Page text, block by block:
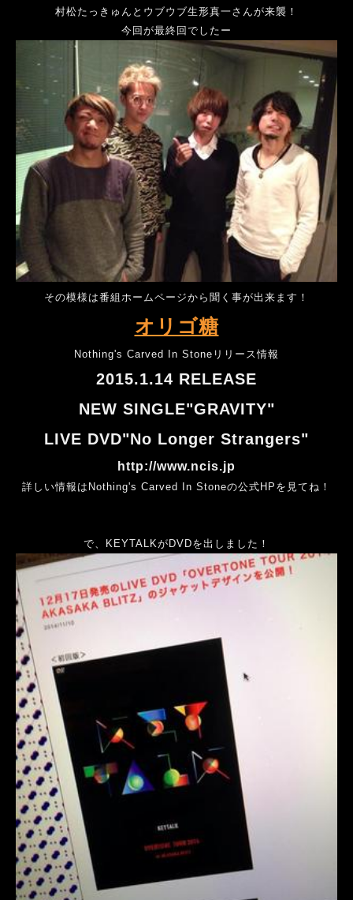
村松たっきゅんとウブウブ生形真一さんが来襲！
今回が最終回でしたー
その模様は番組ホームページから聞く事が出来ます！
オリゴ糖
Nothing's Carved In Stoneリリース情報
2015.1.14 RELEASE
NEW SINGLE"GRAVITY"
LIVE DVD"No Longer Strangers"
http://www.ncis.jp
詳しい情報はNothing's Carved In Stoneの公式HPを見てね！
で、KEYTALKがDVDを出しました！